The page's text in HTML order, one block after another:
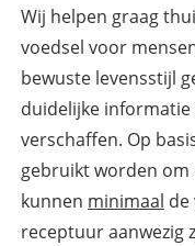
Wij helpen graag
voedsel voor
bewuste levensstijl
duidelijke
verschaffen. Op
gebruikt worden
kunnen minimaal de
receptuur aanwezig